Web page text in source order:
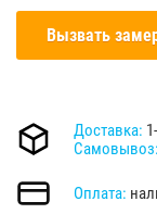
Вызвать
Доставка:
Самовывоз:
Оплата: